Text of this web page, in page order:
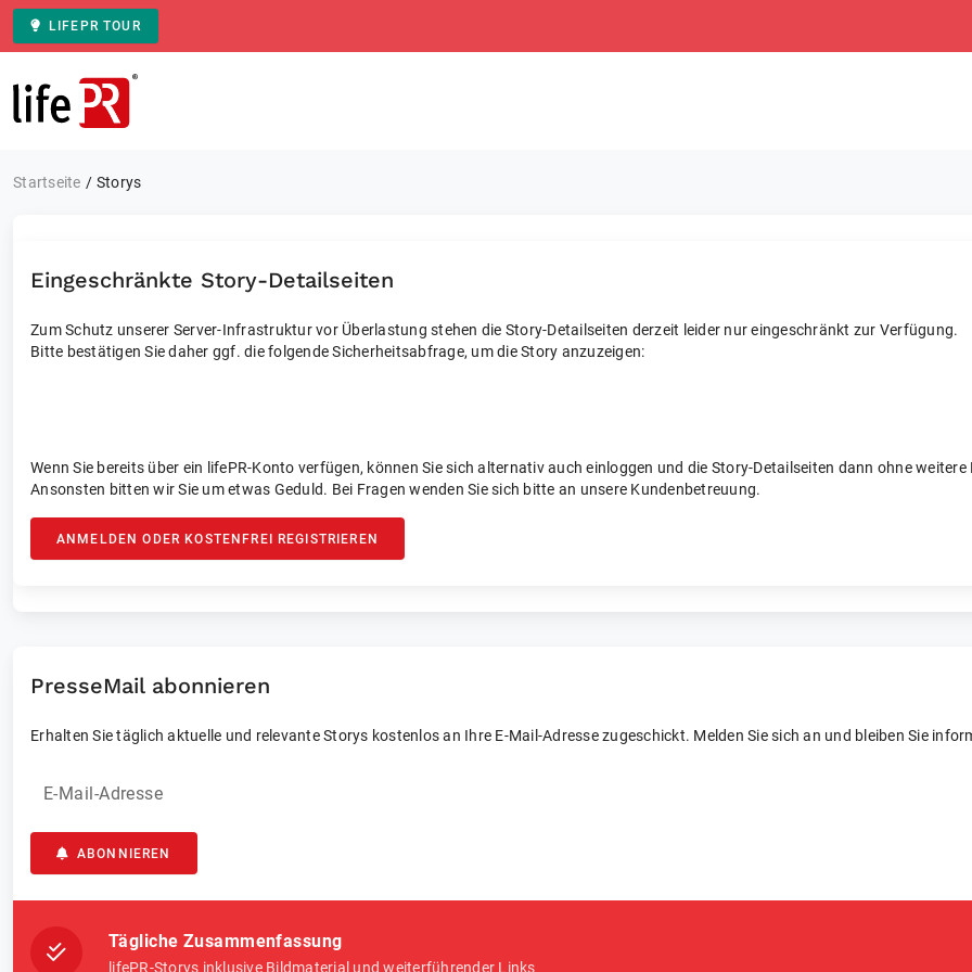
LIFEPR TOUR
Zur Startseite
Startseite Storys
Eingeschränkte Story-Detailseiten
Zum Schutz unserer Server-Infrastruktur vor Überlastung stehen die Story-Detailseiten derzeit leider nur eingeschränkt zur Verfügung.
Bitte bestätigen Sie daher ggf. die folgende Sicherheitsabfrage, um die Story anzuzeigen:
Wenn Sie bereits über ein lifePR-Konto verfügen, können Sie sich alternativ auch einloggen und die Story-Detailseiten dann ohne
Ansonsten bitten wir Sie um etwas Geduld. Bei Fragen wenden Sie sich bitte an unsere Kundenbetreuung.
ANMELDEN ODER KOSTENFREI REGISTRIEREN
PresseMail abonnieren
Erhalten Sie täglich aktuelle und relevante Storys kostenlos an Ihre E-Mail-Adresse zugeschickt. Melden Sie sich an und bleiben Sie
E-Mail-Adresse
ABONNIEREN
Tägliche Zusammenfassung
lifePR-Storys inklusive Bildmaterial und weiterführender Links